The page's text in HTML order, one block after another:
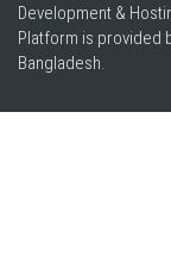
Development &
Platform is provided
Bangladesh.